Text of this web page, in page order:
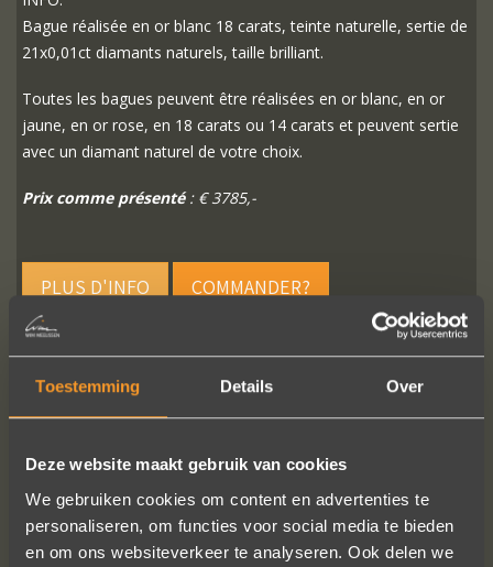
Toestemming Details Over
Deze website maakt gebruik van cookies
We gebruiken cookies om content en advertenties te
personaliseren, om functies voor social media te bieden
en om ons websiteverkeer te analyseren. Ook delen we
Bague réalisée en or blanc 18 carats, teinte naturelle, sertie de
21x0,01ct diamants naturels, taille brilliant.
Toutes les bagues peuvent être réalisées en or blanc, en or
jaune, en or rose, en 18 carats ou 14 carats et peuvent sertie
avec un diamant naturel de votre choix.
Prix comme présenté: € 3785,-
PLUS D'INFO COMMANDER?
SUIVEZ-NOUS SUR LES MÉDIAS SOCIAUX